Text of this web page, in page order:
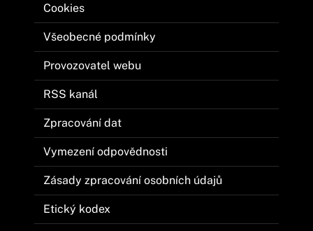
Cookies
Všeobecné podmínky
Provozovatel webu
RSS kanál
Zpracování dat
Vymezení odpovědnosti
Zásady zpracování osobních údajů
Etický kodex